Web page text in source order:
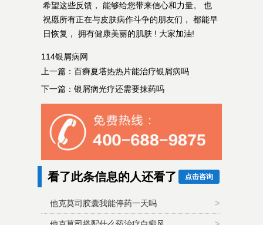
希望这些反馈， 能够给您带来信心和力量。 也
祝愿所有正在与皮肤病作斗争的朋友们， 都能早
日恢复， 拥有健康美丽的肌肤 ! 大家加油!
114银屑病网
上一篇：百癣夏塔热热片能治疗银屑病吗
下一篇：银屑病光疗还需要抹药吗
点击咨询
看了此条信息的人还看了
他克莫司胶囊我能停药一天吗 >